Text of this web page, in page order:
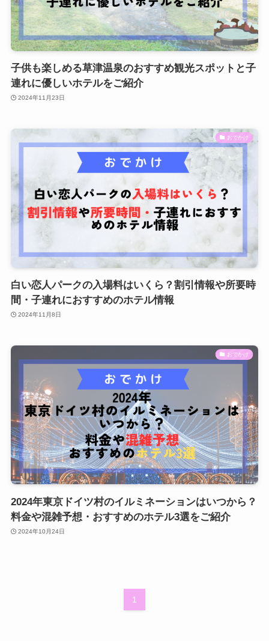
子供も楽しめる草津温泉のおすすめ観光スポットと子
連れに優しいホテルをご紹介
2024年11月23日
おでかけ
白い恋人パークの入場料はいくら？割引情報や所要時
間・子連れにおすすめのホテル情報
2024年11月8日
おでかけ
2024年東京ドイツ村のイルミネーションはいつから？
料金や混雑予想・おすすめのホテル3選をご紹介
2024年10月24日
1